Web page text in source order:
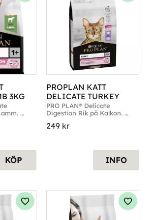
3KG
KÖP
PROPLAN KATT
DELICATE TURKEY
PRO PLAN® Delicate
Digestion Rik på Kalkon.
249 kr
INFO
Lägg till i favoriter Lägg